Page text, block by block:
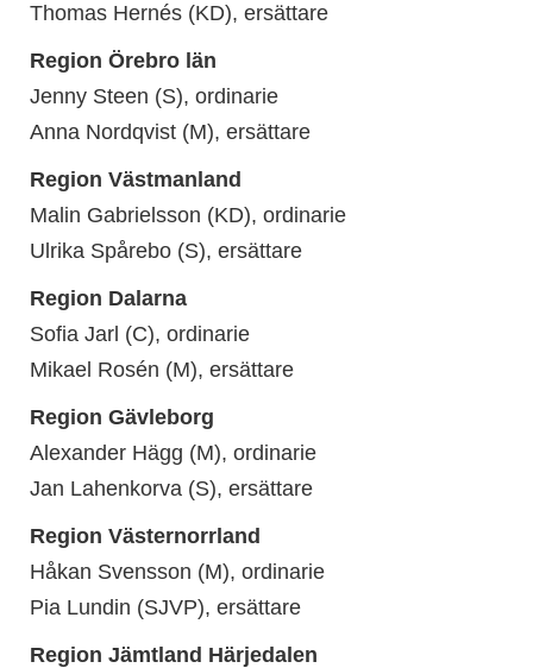
Thomas Hernés (KD), ersättare
Region Örebro län
Jenny Steen (S), ordinarie
Anna Nordqvist (M), ersättare
Region Västmanland
Malin Gabrielsson (KD), ordinarie
Ulrika Spårebo (S), ersättare
Region Dalarna
Sofia Jarl (C), ordinarie
Mikael Rosén (M), ersättare
Region Gävleborg
Alexander Hägg (M), ordinarie
Jan Lahenkorva (S), ersättare
Region Västernorrland
Håkan Svensson (M), ordinarie
Pia Lundin (SJVP), ersättare
Region Jämtland Härjedalen